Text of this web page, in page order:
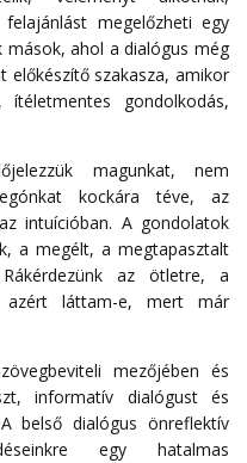
megelőzheti egy
ahol a dialógus még
előkészítő szakasza, amikor
gondolkodás,
magunkat, nem
kockára téve, az
intuícióban. A gondolatok
a megélt, a megtapasztalt
az ötletre, a
azért láttam-e, mert már
mezőjében és
informatív dialógust és
belső dialógus önreflektív
egy hatalmas